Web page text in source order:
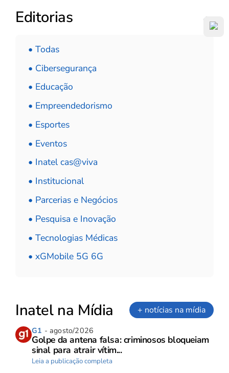
Editorias
• Todas
• Cibersegurança
• Educação
• Empreendedorismo
• Esportes
• Eventos
• Inatel cas@viva
• Institucional
• Parcerias e Negócios
• Pesquisa e Inovação
• Tecnologias Médicas
• xGMobile 5G 6G
Inatel na Mídia + notícias na mídia
G1 - agosto/2026
Golpe da antena falsa: criminosos bloqueiam
sinal para atrair vítim...
Leia a publicação completa